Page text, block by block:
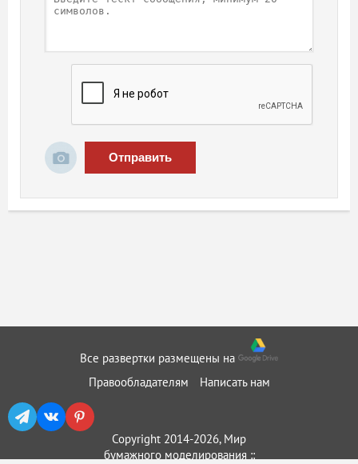
Отправить
Все развертки размещены на
Правообладателям
Написать нам
Copyright 2014-2026, Мир
бумажного моделирования ::